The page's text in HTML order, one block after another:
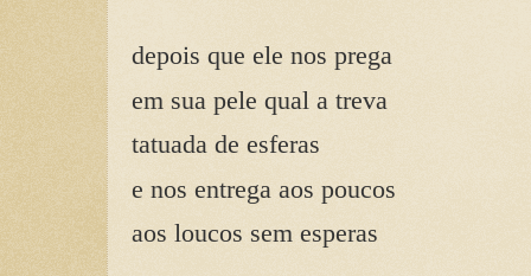
depois que ele nos prega
em sua pele qual a treva
tatuada de esferas
e nos entrega aos poucos
aos loucos sem esperas